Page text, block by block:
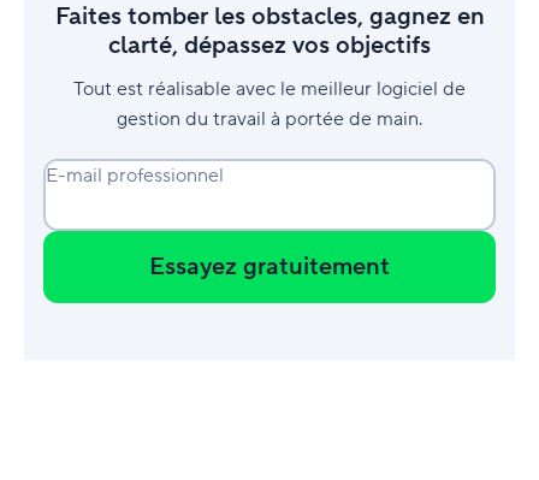
Faites tomber les obstacles, gagnez en
clarté, dépassez vos objectifs
Tout est réalisable avec le meilleur logiciel de
gestion du travail à portée de main.
E-mail professionnel
Essayez gratuitement